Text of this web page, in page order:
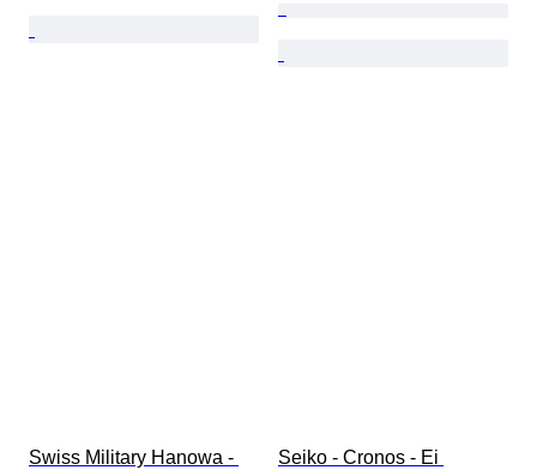
Swiss Military Hanowa -
Seiko - Cronos - Ei